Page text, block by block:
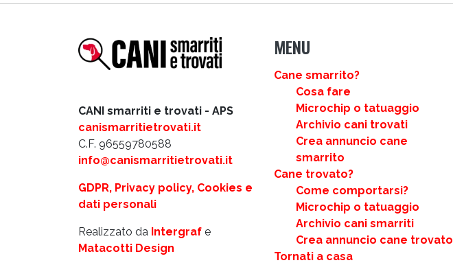
CANI smarriti e trovati - APS
canismarritietrovati.it
C.F. 96559780588
info@canismarritietrovati.it
GDPR, Privacy policy, Cookies e
dati personali
Realizzato da Intergraf e
Matacotti Design
MENU
Cane smarrito?
Cosa fare
Microchip o tatuaggio
Archivio cani trovati
Crea annuncio cane
smarrito
Cane trovato?
Come comportarsi?
Microchip o tatuaggio
Archivio cani smarriti
Crea annuncio cane trovato
Tornati a casa